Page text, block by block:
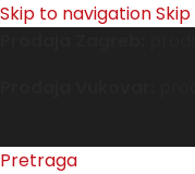
Skip to navigation
Pretraga